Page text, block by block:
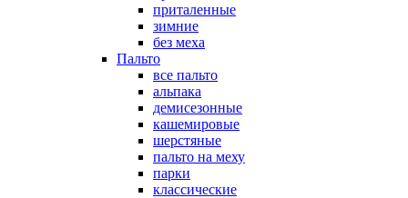
приталенные
зимние
без меха
Пальто
все пальто
альпака
демисезонные
кашемировые
шерстяные
пальто на меху
парки
классические